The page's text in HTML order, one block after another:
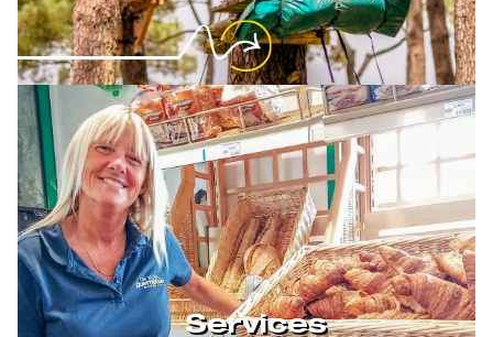
Services